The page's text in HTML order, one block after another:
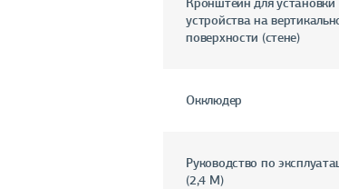
устройства на
поверхности (стене)
Окклюдер
Руководство по
(2,4 М)